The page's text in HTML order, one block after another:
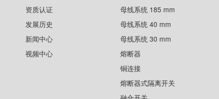
资质认证
发展历史
新闻中心
视频中心
母线系统 185 mm
母线系统 40 mm
母线系统 30 mm
熔断器
铜连接
熔断器式隔离开关